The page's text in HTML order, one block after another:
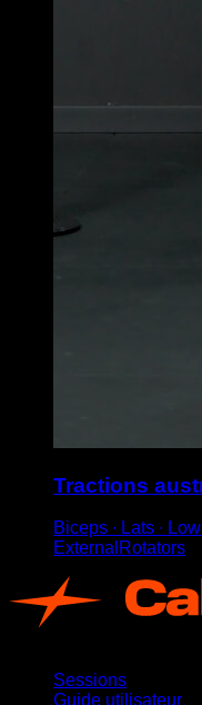
Tractions
Biceps ∙ Lats ∙
ExternalRotators
Sessions
Guide utilisateur